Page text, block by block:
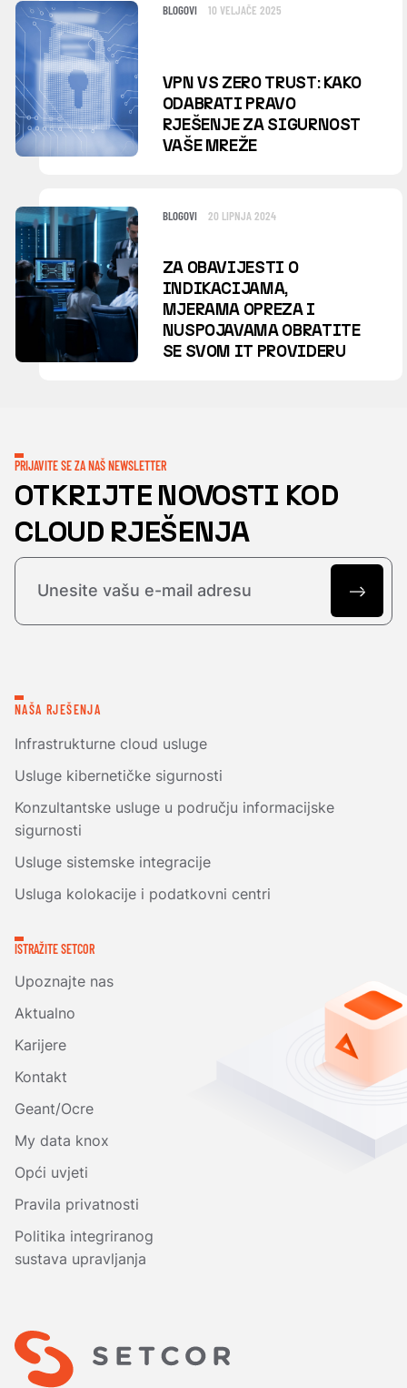
BLOGOVI 10 VELJAČE 2025
VPN VS ZERO TRUST: KAKO
ODABRATI PRAVO
RJEŠENJE ZA SIGURNOST
VAŠE MREŽE
BLOGOVI 20 LIPNJA 2024
ZA OBAVIJESTI O
INDIKACIJAMA,
MJERAMA OPREZA I
NUSPOJAVAMA OBRATITE
SE SVOM IT PROVIDERU
PRIJAVITE SE ZA NAŠ NEWSLETTER
OTKRIJTE NOVOSTI KOD
CLOUD RJEŠENJA
NAŠA RJEŠENJA
Infrastrukturne cloud usluge
Usluge kibernetičke sigurnosti
Konzultantske usluge u području informacijske
sigurnosti
Usluge sistemske integracije
Usluga kolokacije i podatkovni centri
ISTRAŽITE SETCOR
Upoznajte nas
Aktualno
Karijere
Kontakt
Geant/Ocre
My data knox
Opći uvjeti
Pravila privatnosti
Politika integriranog
sustava upravljanja